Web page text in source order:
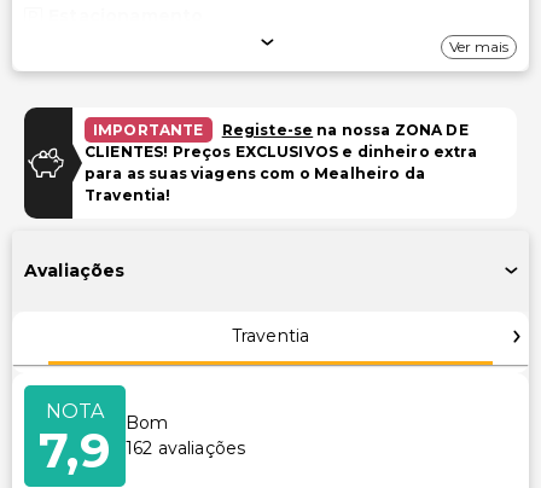
Piscina e Bem-estar
Piscina infantil
Cofre na recepção
Equipa multilíngue
Aluguer de bicicletas no local
Ver mais
IMPORTANTE Registe-se na nossa ZONA DE
CLIENTES! Preços EXCLUSIVOS e dinheiro extra
para as suas viagens com o Mealheiro da
Traventia!
Avaliações
Traventia
NOTA
7,9
Bom
162 avaliações